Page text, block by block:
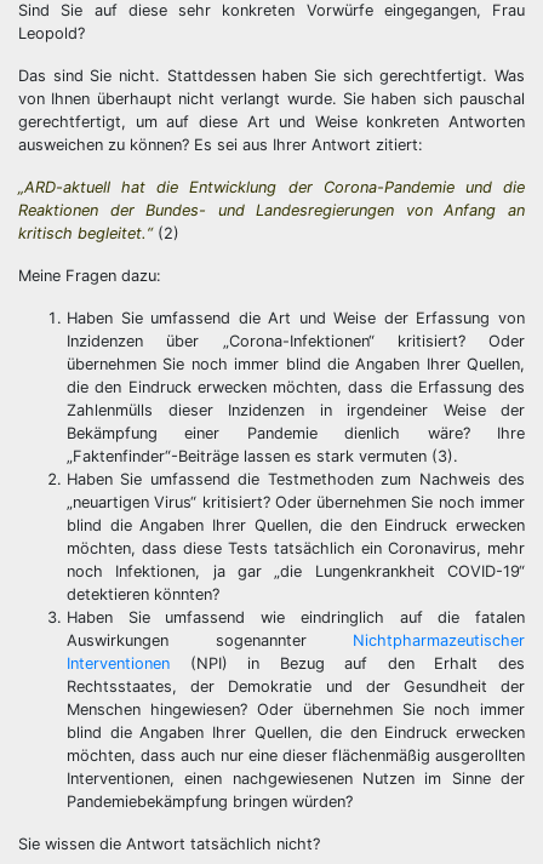
Sind Sie auf diese sehr konkreten Vorwürfe eingegangen, Frau
Leopold?
Das sind Sie nicht. Stattdessen haben Sie sich gerechtfertigt. Was
von Ihnen überhaupt nicht verlangt wurde. Sie haben sich pauschal
gerechtfertigt, um auf diese Art und Weise konkreten Antworten
ausweichen zu können? Es sei aus Ihrer Antwort zitiert:
„ARD-aktuell hat die Entwicklung der Corona-Pandemie und die
Reaktionen der Bundes- und Landesregierungen von Anfang an
kritisch begleitet.“(2)
Meine Fragen dazu:
Haben Sie umfassend die Art und Weise der Erfassung von
Inzidenzen über „Corona-Infektionen“ kritisiert? Oder
übernehmen Sie noch immer blind die Angaben Ihrer Quellen,
die den Eindruck erwecken möchten, dass die Erfassung des
Zahlenmülls dieser Inzidenzen in irgendeiner Weise der
Bekämpfung einer Pandemie dienlich wäre? Ihre
„Faktenfinder“-Beiträge lassen es stark vermuten (3).
Haben Sie umfassend die Testmethoden zum Nachweis des
„neuartigen Virus“ kritisiert? Oder übernehmen Sie noch immer
blind die Angaben Ihrer Quellen, die den Eindruck erwecken
möchten, dass diese Tests tatsächlich ein Coronavirus, mehr
noch Infektionen, ja gar „die Lungenkrankheit COVID-19“
detektieren könnten?
Haben Sie umfassend wie eindringlich auf die fatalen
Auswirkungen sogenannter Nichtpharmazeutischer
Interventionen (NPI) in Bezug auf den Erhalt des
Rechtsstaates, der Demokratie und der Gesundheit der
Menschen hingewiesen? Oder übernehmen Sie noch immer
blind die Angaben Ihrer Quellen, die den Eindruck erwecken
möchten, dass auch nur eine dieser flächenmäßig ausgerollten
Interventionen, einen nachgewiesenen Nutzen im Sinne der
Pandemiebekämpfung bringen würden?
Sie wissen die Antwort tatsächlich nicht?